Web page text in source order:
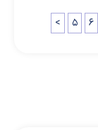
< ۵ ۶